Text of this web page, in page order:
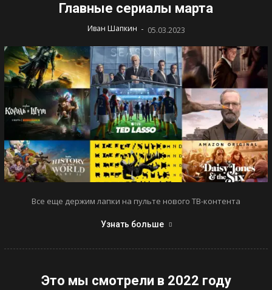
Главные сериалы марта
Иван Шапкин - 05.03.2023
Все еще держим лапки на пульте нового ТВ-контента
Узнать больше
Это мы смотрели в 2022 году